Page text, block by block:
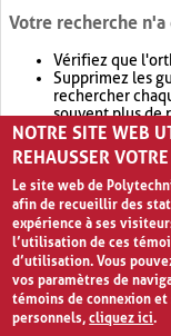
Votre recherche
Vérifiez que
Supprimez les
rechercher
souvent plus de
Envisagez
retournera
NOTRE SITE WEB
REHAUSSER
Le site web de
afin de recueillir des
expérience à ses
l’utilisation de ces
d’utilisation. Vous
vos paramètres de
témoins de connexion
personnels,cliquez ici.